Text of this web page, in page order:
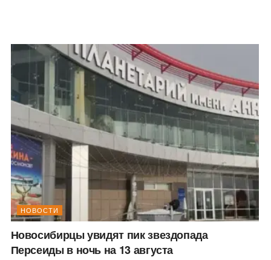
НОВОСТИ
Новосибирцы увидят пик звездопада
Персеиды в ночь на 13 августа